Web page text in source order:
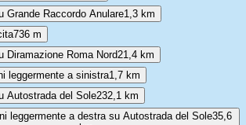
Grande Raccordo Anulare1,3 km
736 m
Diramazione Roma Nord21,4 km
leggermente a sinistra1,7 km
Autostrada del Sole232,1 km
leggermente a destra su Autostrada del Sole35,6